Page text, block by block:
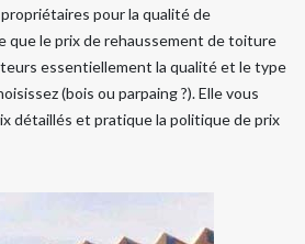
pour la qualité de
que le prix de rehaussement de toiture
essentiellement la qualité et le type
(bois ou parpaing ?). Elle vous
détaillés et pratique la politique de prix